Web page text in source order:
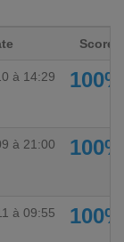
Score
à 14:29 100%
à 21:00 100%
à 09:55 100%